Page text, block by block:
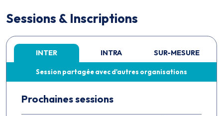
Sessions & Inscriptions
INTER INTRA SUR-MESURE
Session partagée avec d'autres organisations
Prochaines sessions